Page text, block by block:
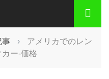
事 ›
アメリカでのレン
ー-価格